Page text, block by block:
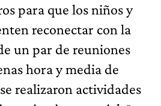
para que los niños y
reconectar con la
un par de reuniones
hora y media de
realizaron actividades